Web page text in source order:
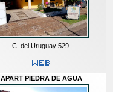
C. del Uruguay 529
APART PIEDRA DE AGUA